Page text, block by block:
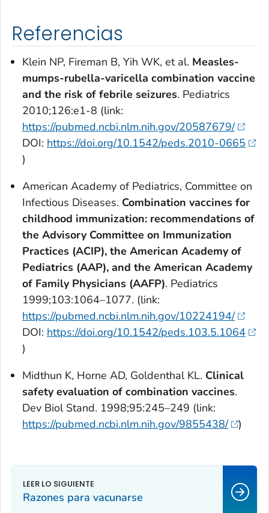
Referencias
Klein NP, Fireman B, Yih WK, et al. Measles-
mumps-rubella-varicella combination vaccine
and the risk of febrile seizures. Pediatrics
2010;126:e1-8 (link:
https://pubmed.ncbi.nlm.nih.gov/20587679/
DOI: https://doi.org/10.1542/peds.2010-0665
)
American Academy of Pediatrics, Committee on
Infectious Diseases. Combination vaccines for
childhood immunization: recommendations of
the Advisory Committee on Immunization
Practices (ACIP), the American Academy of
Pediatrics (AAP), and the American Academy
of Family Physicians (AAFP). Pediatrics
1999;103:1064–1077. (link:
https://pubmed.ncbi.nlm.nih.gov/10224194/
DOI: https://doi.org/10.1542/peds.103.5.1064
)
Midthun K, Horne AD, Goldenthal KL. Clinical
safety evaluation of combination vaccines.
Dev Biol Stand. 1998;95:245–249 (link:
https://pubmed.ncbi.nlm.nih.gov/9855438/
)
Razones para vacunarse